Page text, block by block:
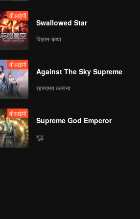
वीआईपी
Swallowed Star
विज्ञान-कथा
वीआईपी
Against The Sky Supreme
रहस्यमय कल्पना
वीआईपी
Supreme God Emperor
युद्ध